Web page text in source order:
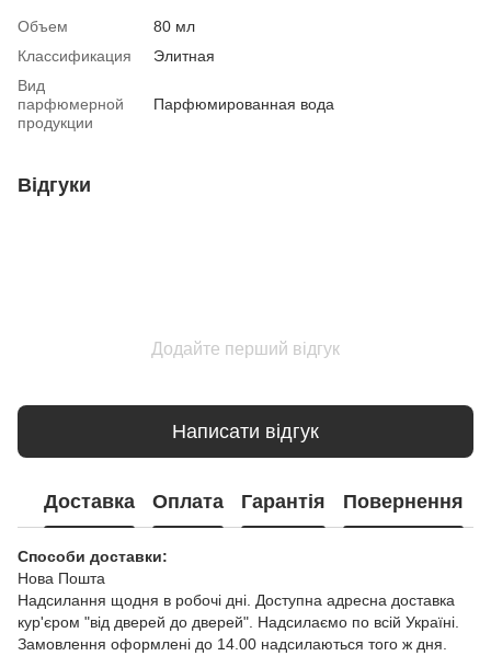
Объем
80 мл
Классификация
Элитная
Вид
парфюмерной
продукции
Парфюмированная вода
Відгуки
Додайте перший відгук
Написати відгук
Доставка Оплата Гарантія Повернення
Способи доставки:
Нова Пошта
Надсилання щодня в робочі дні. Доступна адресна доставка
кур'єром "від дверей до дверей". Надсилаємо по всій Україні.
Замовлення оформлені до 14.00 надсилаються того ж дня.